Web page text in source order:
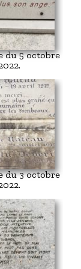
du 5 octobre
du 3 octobre